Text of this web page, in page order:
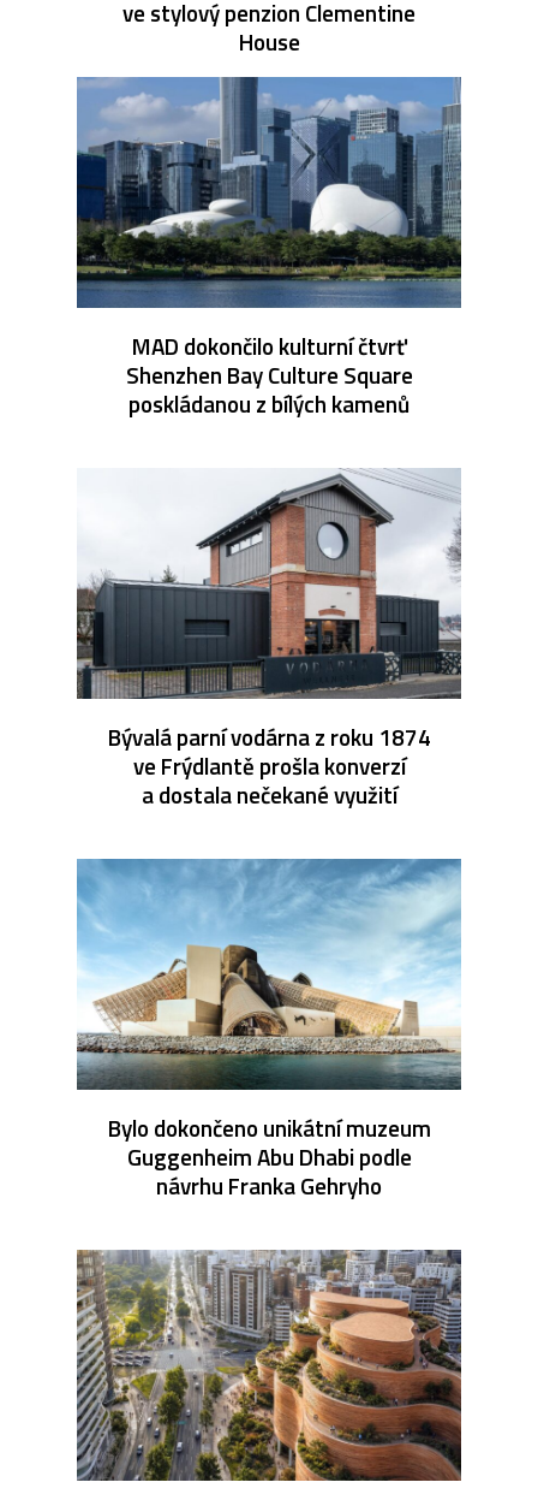
ve stylový penzion Clementine
House
MAD dokončilo kulturní čtvrť
Shenzhen Bay Culture Square
poskládanou z bílých kamenů
Bývalá parní vodárna z roku 1874
ve Frýdlantě prošla konverzí
a dostala nečekané využití
Bylo dokončeno unikátní muzeum
Guggenheim Abu Dhabi podle
návrhu Franka Gehryho